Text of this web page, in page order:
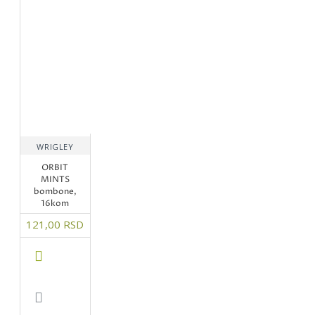
WRIGLEY
ORBIT
MINTS
bombone,
16kom
121,00 RSD